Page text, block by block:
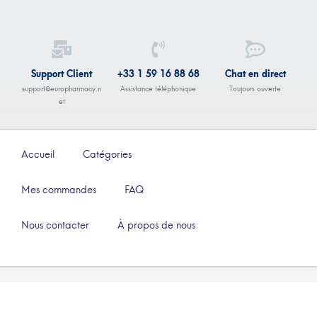
Support Client
support@europharmacy.n
et
+33 1 59 16 88 68
Assistance téléphonique
Chat en direct
Toujours ouverte
Accueil Catégories
Mes commandes FAQ
Nous contacter À propos de nous